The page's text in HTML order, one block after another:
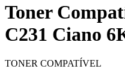
Toner
C231 Ciano
TONER COMPATÍVEL